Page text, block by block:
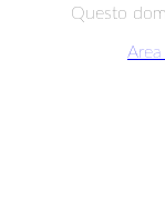
Questo